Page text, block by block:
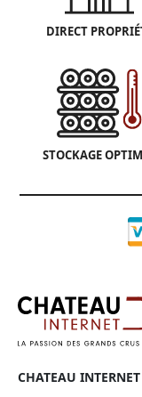
DIRECT
STOCKAGE
CHATEAU INTERNET